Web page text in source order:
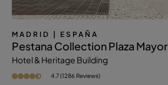
MADRID | ESPAÑA
Pestana Collection Plaza Mayor
Hotel & Heritage Building
4.7 (1286 Reviews)